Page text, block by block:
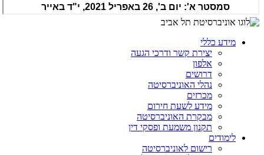
מידע כללי
יצירת קשר ודרכי הגעה
אלפון
דרושים
נהלי האוניברסיטה
מכרזים
מידע לשעת חירום
מבקרת האוניברסיטה
תקנון משמעת ופסקי דין
לימודים
רישום לאוניברסיטה